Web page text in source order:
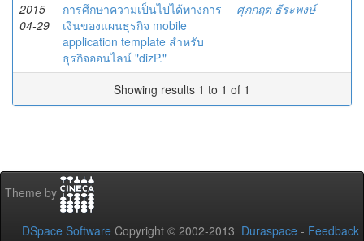
2015-
04-29
การศึกษาความเป็นไปได้ทางการ
เงินของแผนธุรกิจ mobile
application template สำหรับ
ธุรกิจออนไลน์ "dizP."
ศุภกฤต ธีระพงษ์
Showing results 1 to 1 of 1
Theme by
DSpace Software Copyright © 2002-2013 Duraspace - Feedback